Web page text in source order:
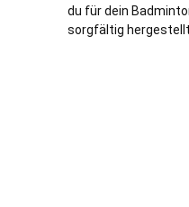
du für dein
sorgfältig